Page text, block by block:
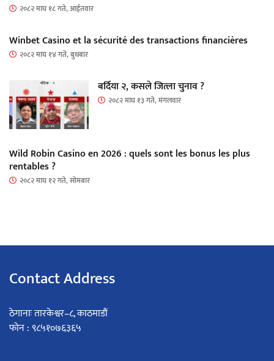
२०८२ माघ १८ गते, आईतवार
Winbet Casino et la sécurité des transactions financières
२०८२ माघ १४ गते, बुधबार
बर्दिया २, कसले जित्ला चुनाव ?
२०८२ माघ १३ गते, मंगलवार
Wild Robin Casino en 2026 : quels sont les bonus les plus
rentables ?
२०८२ माघ १२ गते, सोमबार
Contact Address
ठेगानाः तारकेश्वर–८, काठमाडौं
फोन : ९८५१०७६३६५